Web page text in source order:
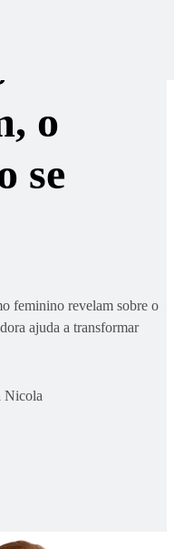
o
se
feminino revelam sobre o
ajuda a transformar
Nicola